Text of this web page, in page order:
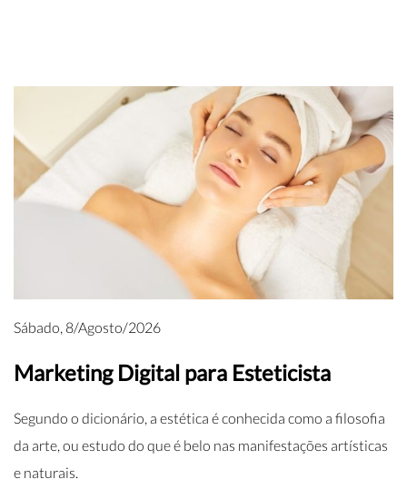
Sábado, 8/Agosto/2026
Marketing Digital para Esteticista
Segundo o dicionário, a estética é conhecida como a filosofia
da arte, ou estudo do que é belo nas manifestações artísticas
e naturais.